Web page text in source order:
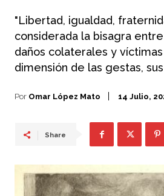
"Libertad, igualdad,
considerada la bisagra
daños colaterales y
dimensión de las gestas,
Por Omar López Mato 14 Julio,
Share